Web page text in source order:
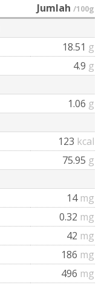
Jumlah /100g
18.51 g
4.9 g
1.06 g
123 kcal
75.95 g
14 mg
0.32 mg
42 mg
186 mg
496 mg